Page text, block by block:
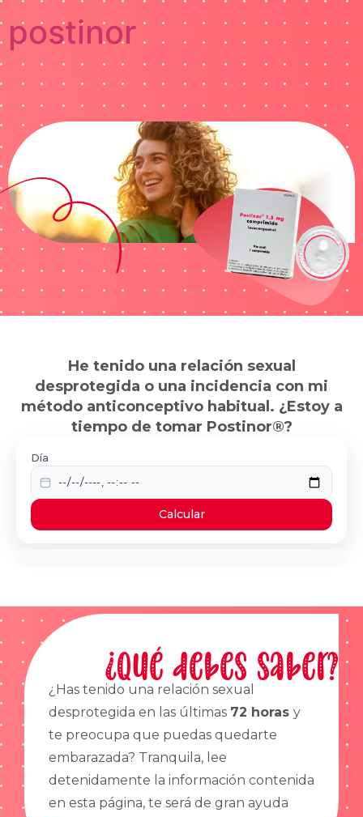
postinor
He tenido una relación sexual
desprotegida o una incidencia con mi
método anticonceptivo habitual. ¿Estoy a
tiempo de tomar Postinor®?
Día
Calcular
¿Qué debes saber?
¿Has tenido una relación sexual
desprotegida en las últimas 72 horas y
te preocupa que puedas quedarte
embarazada? Tranquila, lee
detenidamente la información contenida
en esta página, te será de gran ayuda